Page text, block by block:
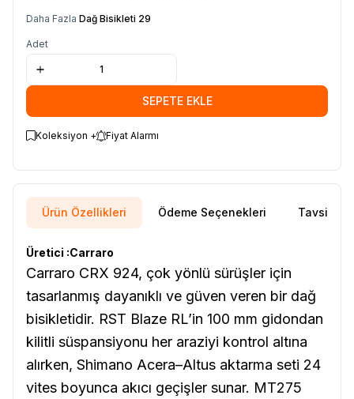
Daha Fazla Dağ Bisikleti 29
Adet
SEPETE EKLE
Koleksiyon + Fiyat Alarmı
Ürün Özellikleri Ödeme Seçenekleri Tavsiye Et
Üretici :Carraro
Carraro CRX 924, çok yönlü sürüşler için
tasarlanmış dayanıklı ve güven veren bir dağ
bisikletidir. RST Blaze RL’in 100 mm gidondan
kilitli süspansiyonu her araziyi kontrol altına
alırken, Shimano Acera–Altus aktarma seti 24
vites boyunca akıcı geçişler sunar. MT275